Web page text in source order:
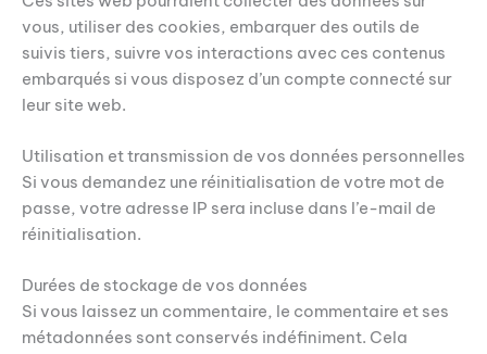
vous, utiliser des cookies, embarquer des outils de
suivis tiers, suivre vos interactions avec ces contenus
embarqués si vous disposez d’un compte connecté sur
leur site web.
Utilisation et transmission de vos données personnelles
Si vous demandez une réinitialisation de votre mot de
passe, votre adresse IP sera incluse dans l’e-mail de
réinitialisation.
Durées de stockage de vos données
Si vous laissez un commentaire, le commentaire et ses
métadonnées sont conservés indéfiniment. Cela